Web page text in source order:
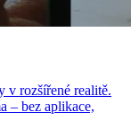
v rozšířené realitě.
– bez aplikace,